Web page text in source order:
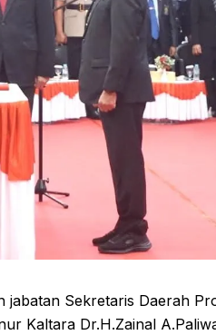
Sekretaris Daerah
Kaltara Dr.H.Zainal